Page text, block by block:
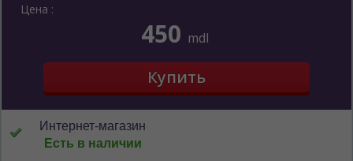
Цена :
450 mdl
Интернет-магазин
Есть в наличии